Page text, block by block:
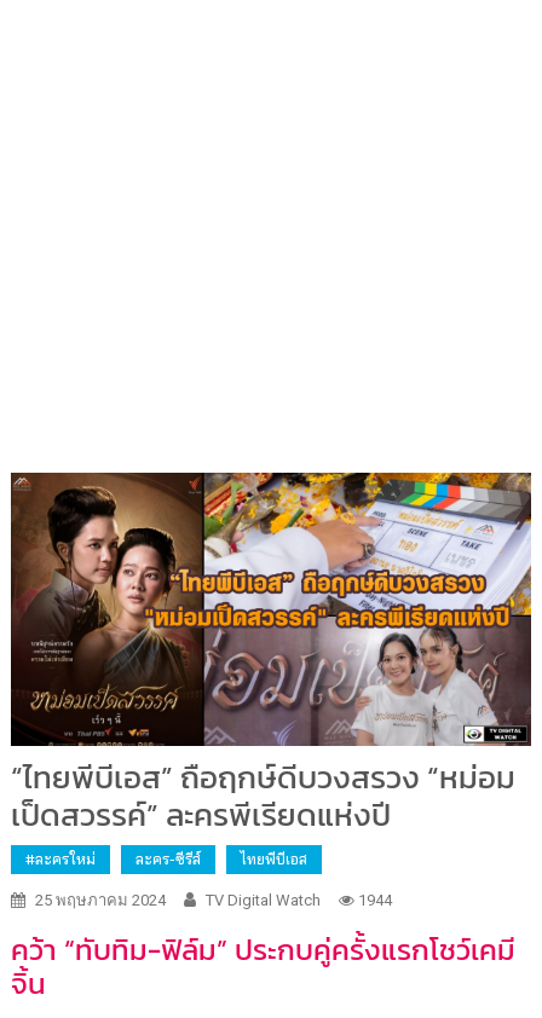
“ไทยพีบีเอส” ถือฤกษ์ดีบวงสรวง “หม่อม
เป็ดสวรรค์” ละครพีเรียดแห่งปี
#ละครใหม่ ละคร-ซีรีส์ ไทยพีบีเอส
25 พฤษภาคม 2024 TV Digital Watch 1944
คว้า “ทับทิม-ฟิล์ม” ประกบคู่ครั้งแรกโชว์เคมี
จิ้น